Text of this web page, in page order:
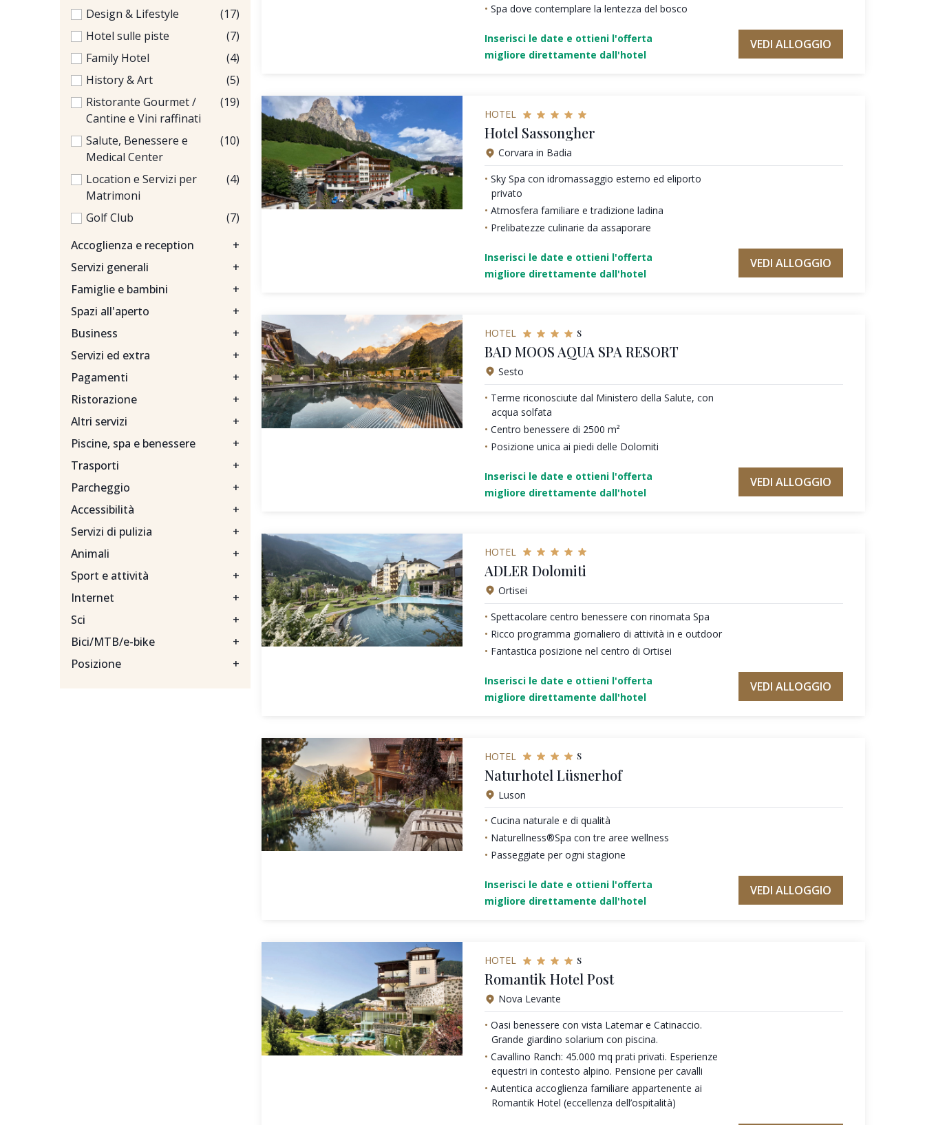
Design & Lifestyle
(17)
Hotel sulle piste
(7)
Family Hotel
(4)
History & Art
(5)
Ristorante Gourmet /
Cantine e Vini raffinati
(19)
Salute, Benessere e
Medical Center
(10)
Location e Servizi per
Matrimoni
(4)
Golf Club
(7)
Accoglienza e reception
+
Servizi generali
+
Famiglie e bambini
+
Spazi all'aperto
+
Business
+
Servizi ed extra
+
Pagamenti
+
Ristorazione
+
Altri servizi
+
Piscine, spa e benessere
+
Trasporti
+
Parcheggio
+
Accessibilità
+
Servizi di pulizia
+
Animali
+
Sport e attività
+
Internet
+
Sci
+
Bici/MTB/e-bike
+
Posizione
+
Spa dove contemplare la lentezza del bosco
Inserisci le date e ottieni l'offerta
migliore direttamente dall'hotel
VEDI ALLOGGIO
HOTEL
Hotel Sassongher
Corvara in Badia
Sky Spa con idromassaggio esterno ed eliporto
privato
Atmosfera familiare e tradizione ladina
Prelibatezze culinarie da assaporare
Inserisci le date e ottieni l'offerta
migliore direttamente dall'hotel
VEDI ALLOGGIO
HOTEL s
BAD MOOS AQUA SPA RESORT
Sesto
Terme riconosciute dal Ministero della Salute, con
acqua solfata
Centro benessere di 2500 m²
Posizione unica ai piedi delle Dolomiti
Inserisci le date e ottieni l'offerta
migliore direttamente dall'hotel
VEDI ALLOGGIO
HOTEL
ADLER Dolomiti
Ortisei
Spettacolare centro benessere con rinomata Spa
Ricco programma giornaliero di attività in e outdoor
Fantastica posizione nel centro di Ortisei
Inserisci le date e ottieni l'offerta
migliore direttamente dall'hotel
VEDI ALLOGGIO
HOTEL s
Naturhotel Lüsnerhof
Luson
Cucina naturale e di qualità
Naturellness®Spa con tre aree wellness
Passeggiate per ogni stagione
Inserisci le date e ottieni l'offerta
migliore direttamente dall'hotel
VEDI ALLOGGIO
HOTEL s
Romantik Hotel Post
Nova Levante
Oasi benessere con vista Latemar e Catinaccio.
Grande giardino solarium con piscina.
Cavallino Ranch: 45.000 mq prati privati. Esperienze
equestri in contesto alpino. Pensione per cavalli
Autentica accoglienza familiare appartenente ai
Romantik Hotel (eccellenza dell’ospitalità)